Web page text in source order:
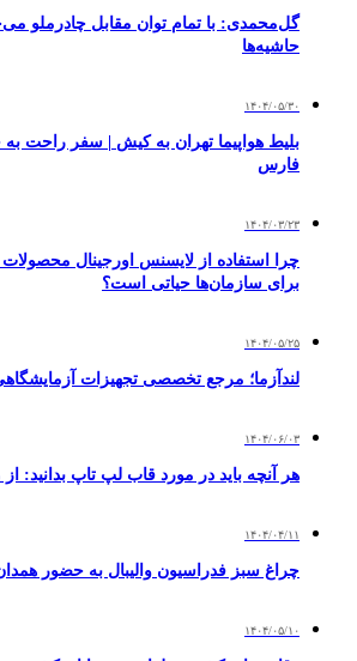
گل‌محمدی: با تمام توان مقابل چادرملو
حاشیه‌ها
۱۴۰۴/۰۵/۳۰
بلیط هواپیما تهران به کیش | سفر راحت به
فارس
۱۴۰۴/۰۳/۲۳
چرا استفاده از لایسنس اورجینال
برای سازمان‌ها حیاتی است؟
۱۴۰۴/۰۵/۲۵
لندآزما؛ مرجع تخصصی تجهیزات
۱۴۰۴/۰۶/۰۳
هر آنچه باید در مورد قاب لپ تاپ بدانید:
۱۴۰۴/۰۴/۱۱
چراغ سبز فدراسیون والیبال به حضور
۱۴۰۴/۰۵/۱۰